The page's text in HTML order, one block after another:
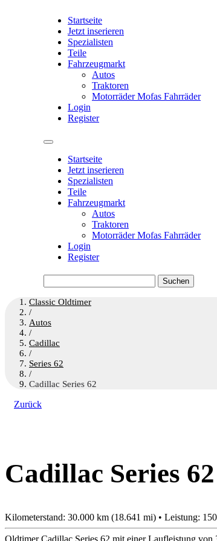
Startseite
Jetzt inserieren
Spezialisten
Teile
Fahrzeugmarkt
Autos
Traktoren
Motorräder Mofas Fahrräder
Login
Register
Startseite
Jetzt inserieren
Spezialisten
Teile
Fahrzeugmarkt
Autos
Traktoren
Motorräder Mofas Fahrräder
Login
Register
nach:
Classic Oldtimer
/
Autos
/
Cadillac
/
Series 62
/
Cadillac Series 62
Zurück
Cadillac Series
Kilometerstand: 30.000 km (18.641 mi) • Leistung:
Oldtimer Cadillac Series 62 mit einer Laufleistung von